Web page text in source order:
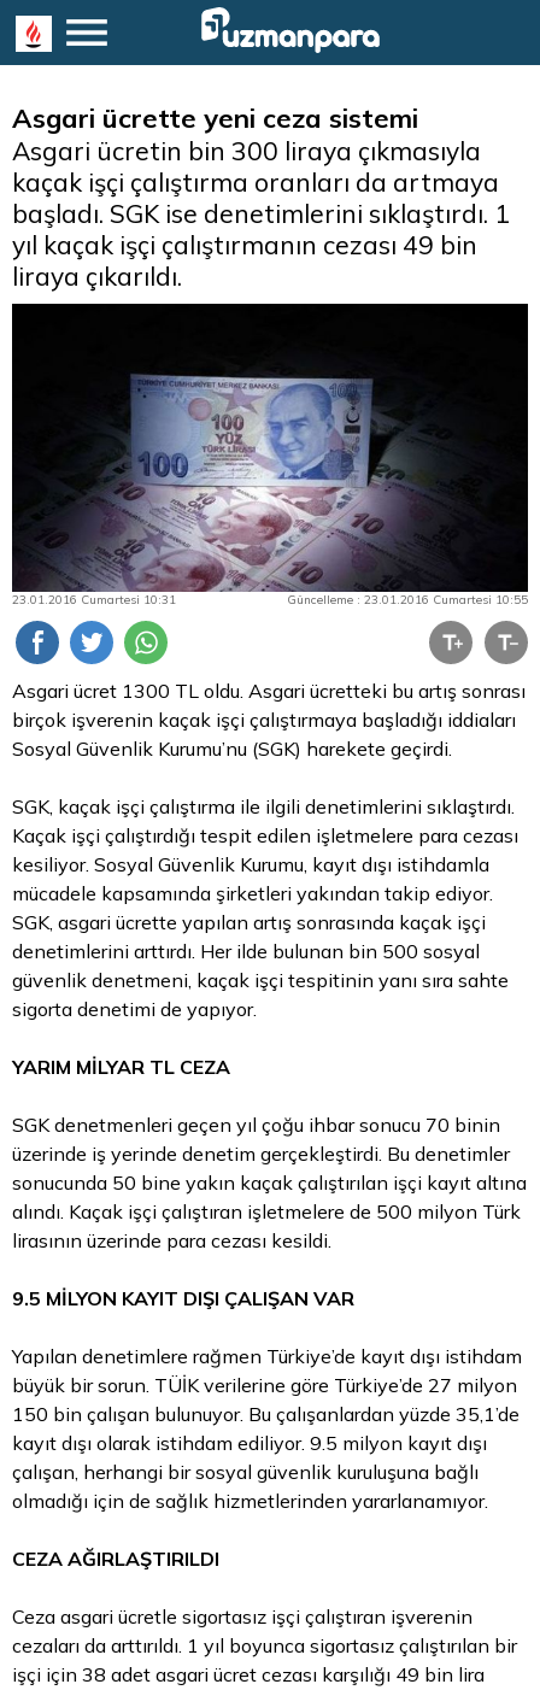
Asgari ücrette yeni ceza sistemi
Asgari ücretin bin 300 liraya çıkmasıyla
kaçak işçi çalıştırma oranları da artmaya
başladı. SGK ise denetimlerini sıklaştırdı. 1
yıl kaçak işçi çalıştırmanın cezası 49 bin
liraya çıkarıldı.
23.01.2016 Cumartesi 10:31 Güncelleme : 23.01.2016 Cumartesi 10:55
Asgari ücret 1300 TL oldu. Asgari ücretteki bu artış sonrası
birçok işverenin kaçak işçi çalıştırmaya başladığı iddiaları
Sosyal Güvenlik Kurumu’nu (SGK) harekete geçirdi.
SGK, kaçak işçi çalıştırma ile ilgili denetimlerini sıklaştırdı.
Kaçak işçi çalıştırdığı tespit edilen işletmelere para cezası
kesiliyor. Sosyal Güvenlik Kurumu, kayıt dışı istihdamla
mücadele kapsamında şirketleri yakından takip ediyor.
SGK, asgari ücrette yapılan artış sonrasında kaçak işçi
denetimlerini arttırdı. Her ilde bulunan bin 500 sosyal
güvenlik denetmeni, kaçak işçi tespitinin yanı sıra sahte
sigorta denetimi de yapıyor.
YARIM MİLYAR TL CEZA
SGK denetmenleri geçen yıl çoğu ihbar sonucu 70 binin
üzerinde iş yerinde denetim gerçekleştirdi. Bu denetimler
sonucunda 50 bine yakın kaçak çalıştırılan işçi kayıt altına
alındı. Kaçak işçi çalıştıran işletmelere de 500 milyon Türk
lirasının üzerinde para cezası kesildi.
9.5 MİLYON KAYIT DIŞI ÇALIŞAN VAR
Yapılan denetimlere rağmen Türkiye’de kayıt dışı istihdam
büyük bir sorun. TÜİK verilerine göre Türkiye’de 27 milyon
150 bin çalışan bulunuyor. Bu çalışanlardan yüzde 35,1’de
kayıt dışı olarak istihdam ediliyor. 9.5 milyon kayıt dışı
çalışan, herhangi bir sosyal güvenlik kuruluşuna bağlı
olmadığı için de sağlık hizmetlerinden yararlanamıyor.
CEZA AĞIRLAŞTIRILDI
Ceza asgari ücretle sigortasız işçi çalıştıran işverenin
cezaları da arttırıldı. 1 yıl boyunca sigortasız çalıştırılan bir
işçi için 38 adet asgari ücret cezası karşılığı 49 bin lira